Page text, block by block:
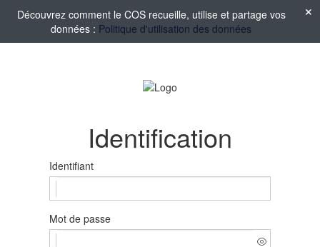
Découvrez comment le COS recueille, utilise et partage vos
données : Politique d'utilisation des données
Identification
Identifiant
Mot de passe